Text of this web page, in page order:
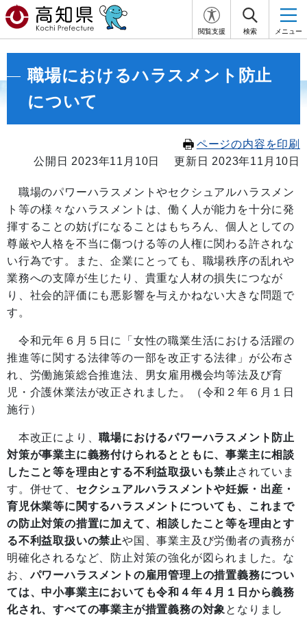
閲覧支援 検索 メニュー
職場におけるハラスメント防止
について
ページの内容を印刷
公開日 2023年11月10日
更新日 2023年11月10日
職場のパワーハラスメントやセクシュアルハラスメン
ト等の様々なハラスメントは、働く人が能力を十分に発
揮することの妨げになることはもちろん、個人としての
尊厳や人格を不当に傷つける等の人権に関わる許されな
い行為です。また、企業にとっても、職場秩序の乱れや
業務への支障が生じたり、貴重な人材の損失につなが
り、社会的評価にも悪影響を与えかねない大きな問題で
す。
令和元年６月５日に「女性の職業生活における活躍の
推進等に関する法律等の一部を改正する法律」が公布さ
れ、労働施策総合推進法、男女雇用機会均等法及び育
児・介護休業法が改正されました。（令和２年６月１日
施行）
本改正により、職場におけるパワーハラスメント防止
対策が事業主に義務付けられるとともに、事業主に相談
したこと等を理由とする不利益取扱いも禁止 されていま
す。併せて、 セクシュアルハラスメントや妊娠・出産・
育児休業等に関するハラスメントについても、これまで
の防止対策の措置に加えて、相談したこと等を理由とす
る不利益取扱いの禁止や国、事業主及び労働者の責務が
明確化されるなど、防止対策の強化が図られました。な
お、パワーハラスメントの雇用管理上の措置義務につい
ては、中小事業主においても令和４年４月１日から義務
化され、すべての事業主が措置義務の対象 となりまし